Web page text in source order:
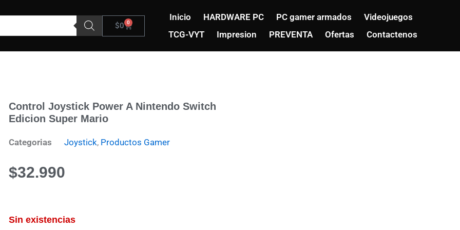
$0 0
Carrito
Inicio HARDWARE PC PC gamer armados
Videojuegos
TCG-VYT
Impresion PREVENTA Ofertas Contactenos
Control Joystick Power A Nintendo Switch
Edicion Super Mario
Categorias Joystick, Productos Gamer
$32.990
Sin existencias